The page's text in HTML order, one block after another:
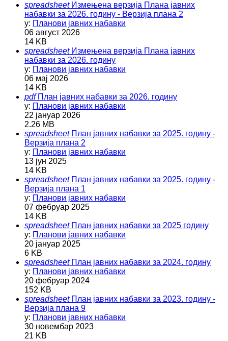
spreadsheet Измењена верзија Плана јавних
набавки за 2026. годину - Верзија плана 2
у: Планови јавних набавки
06 август 2026
14 KB
spreadsheet Измењена верзија Плана јавних
набавки за 2026. годину
у: Планови јавних набавки
06 мај 2026
14 KB
pdf План јавних набавки за 2026. годину
у: Планови јавних набавки
22 јануар 2026
2.26 MB
spreadsheet План јавних набавки за 2025. годину -
Верзија плана 2
у: Планови јавних набавки
13 јун 2025
14 KB
spreadsheet План јавних набавки за 2025. годину -
Верзија плана 1
у: Планови јавних набавки
07 фебруар 2025
14 KB
spreadsheet План јавних набавки за 2025 годину
у: Планови јавних набавки
20 јануар 2025
6 KB
spreadsheet План јавних набавки за 2024. годину
у: Планови јавних набавки
20 фебруар 2024
152 KB
spreadsheet План јавних набавки за 2023. годину -
Верзија плана 9
у: Планови јавних набавки
30 новембар 2023
21 KB